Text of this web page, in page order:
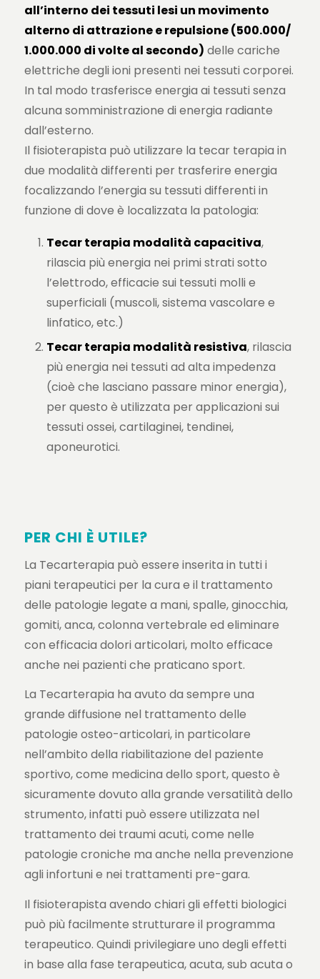
all’interno dei tessuti lesi un movimento
alterno di attrazione e repulsione (500.000/
1.000.000 di volte al secondo) delle cariche
elettriche degli ioni presenti nei tessuti corporei.
In tal modo trasferisce energia ai tessuti senza
alcuna somministrazione di energia radiante
dall’esterno.
Il fisioterapista può utilizzare la tecar terapia in
due modalità differenti per trasferire energia
focalizzando l’energia su tessuti differenti in
funzione di dove è localizzata la patologia:
Tecar terapia modalità capacitiva,
rilascia più energia nei primi strati sotto
l’elettrodo, efficacie sui tessuti molli e
superficiali (muscoli, sistema vascolare e
linfatico, etc.)
Tecar terapia modalità resistiva, rilascia
più energia nei tessuti ad alta impedenza
(cioè che lasciano passare minor energia),
per questo è utilizzata per applicazioni sui
tessuti ossei, cartilaginei, tendinei,
aponeurotici.
PER CHI È UTILE?
La Tecarterapia può essere inserita in tutti i
piani terapeutici per la cura e il trattamento
delle patologie legate a mani, spalle, ginocchia,
gomiti, anca, colonna vertebrale ed eliminare
con efficacia dolori articolari, molto efficace
anche nei pazienti che praticano sport.
La Tecarterapia ha avuto da sempre una
grande diffusione nel trattamento delle
patologie osteo-articolari, in particolare
nell’ambito della riabilitazione del paziente
sportivo, come medicina dello sport, questo è
sicuramente dovuto alla grande versatilità dello
strumento, infatti può essere utilizzata nel
trattamento dei traumi acuti, come nelle
patologie croniche ma anche nella prevenzione
agli infortuni e nei trattamenti pre-gara.
Il fisioterapista avendo chiari gli effetti biologici
può più facilmente strutturare il programma
terapeutico. Quindi privilegiare uno degli effetti
in base alla fase terapeutica, acuta, sub acuta o